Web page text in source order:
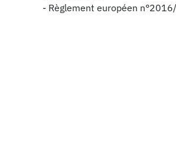
- Règlement européen